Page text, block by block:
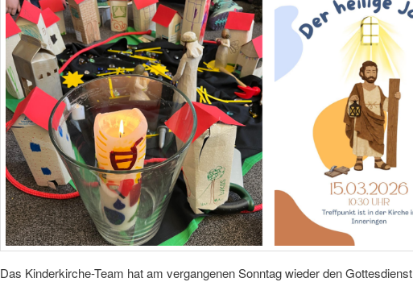
Das Kinderkirche-Team hat am vergangenen Sonntag wieder den Gottesdienst